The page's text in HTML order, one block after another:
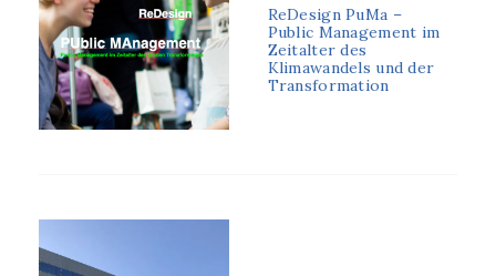
ON
ReDesign PuMa –
Public Management im
Zeitalter des
Klimawandels und der
Transformation